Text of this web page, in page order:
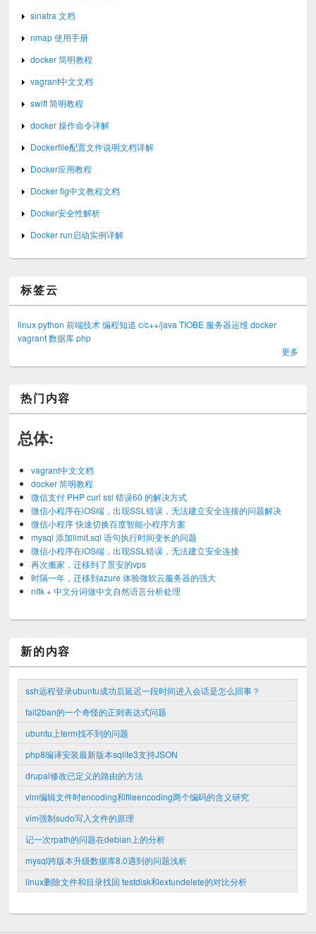
sinatra 文档
nmap 使用手册
docker 简明教程
vagrant中文文档
swift 简明教程
docker 操作命令详解
Dockerfile配置文件说明文档详解
Docker应用教程
Docker fig中文教程文档
Docker安全性解析
Docker run启动实例详解
标签云
linux python 前端技术 编程知道 c/c++/java TIOBE 服务器运维 docker
vagrant 数据库 php
更多
热门内容
总体:
vagrant中文文档
docker 简明教程
微信支付 PHP curl ssl 错误60 的解决方式
微信小程序在iOS端，出现SSL错误，无法建立安全连接的问题解决
微信小程序 快速切换百度智能小程序方案
mysql 添加limit,sql 语句执行时间变长的问题
微信小程序在iOS端，出现SSL错误，无法建立安全连接
再次搬家，迁移到了景安的vps
时隔一年，迁移到azure 体验微软云服务器的强大
nltk + 中文分词做中文自然语言分析处理
新的内容
ssh远程登录ubuntu成功后延迟一段时间进入会话是怎么回事？
fail2ban的一个奇怪的正则表达式问题
ubuntu上term找不到的问题
php8编译安装最新版本sqlite3支持JSON
drupal修改已定义的路由的方法
vim编辑文件时encoding和fileencoding两个编码的含义研究
vim强制sudo写入文件的原理
记一次rpath的问题在debian上的分析
mysql跨版本升级数据库8.0遇到的问题浅析
linux删除文件和目录找回 testdisk和extundelete的对比分析